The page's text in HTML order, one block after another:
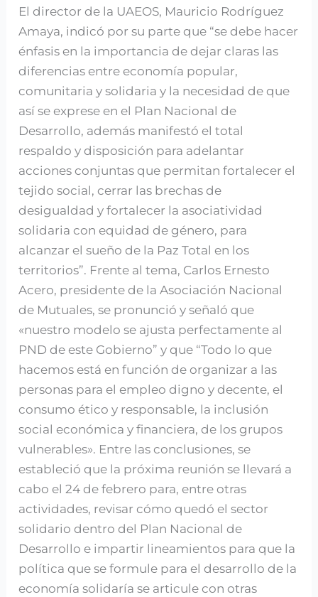
El director de la UAEOS, Mauricio Rodríguez
Amaya, indicó por su parte que “se debe hacer
énfasis en la importancia de dejar claras las
diferencias entre economía popular,
comunitaria y solidaria y la necesidad de que
así se exprese en el Plan Nacional de
Desarrollo, además manifestó el total
respaldo y disposición para adelantar
acciones conjuntas que permitan fortalecer el
tejido social, cerrar las brechas de
desigualdad y fortalecer la asociatividad
solidaria con equidad de género, para
alcanzar el sueño de la Paz Total en los
territorios”. Frente al tema, Carlos Ernesto
Acero, presidente de la Asociación Nacional
de Mutuales, se pronunció y señaló que
«nuestro modelo se ajusta perfectamente al
PND de este Gobierno” y que “Todo lo que
hacemos está en función de organizar a las
personas para el empleo digno y decente, el
consumo ético y responsable, la inclusión
social económica y financiera, de los grupos
vulnerables». Entre las conclusiones, se
estableció que la próxima reunión se llevará a
cabo el 24 de febrero para, entre otras
actividades, revisar cómo quedó el sector
solidario dentro del Plan Nacional de
Desarrollo e impartir lineamientos para que la
política que se formule para el desarrollo de la
economía solidaría se articule con otras